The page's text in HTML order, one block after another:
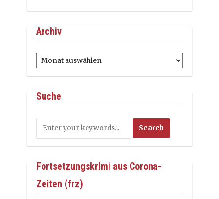
Archiv
Archiv
Suche
Fortsetzungskrimi aus Corona-
Zeiten (frz)